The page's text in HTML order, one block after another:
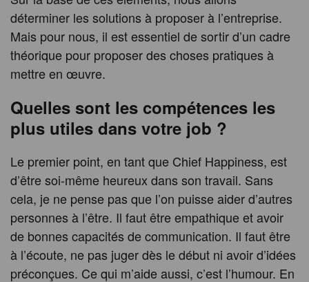
déterminer les solutions à proposer à l’entreprise.
Mais pour nous, il est essentiel de sortir d’un cadre
théorique pour proposer des choses pratiques à
mettre en œuvre.
Quelles sont les compétences les
plus utiles dans votre job ?
Le premier point, en tant que Chief Happiness, est
d’être soi-même heureux dans son travail. Sans
cela, je ne pense pas que l’on puisse aider d’autres
personnes à l’être. Il faut être empathique et avoir
de bonnes capacités de communication. Il faut être
à l’écoute, ne pas juger dès le début ni avoir d’idées
préconçues. Ce qui m’aide aussi, c’est l’humour. En